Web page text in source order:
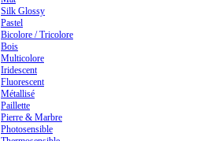
Silk Glossy
Pastel
Bicolore / Tricolore
Bois
Multicolore
Iridescent
Fluorescent
Métallisé
Paillette
Pierre & Marbre
Photosensible